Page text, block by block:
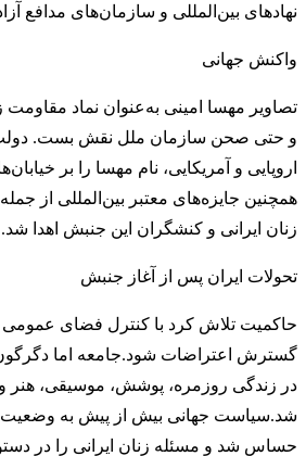
نهادهای بین‌المللی و سازمان‌های مدافع
واکنش جهانی
تصاویر مهسا امینی به‌عنوان نماد مقاومت
و حتی صحن سازمان ملل نقش بست.
اروپایی و آمریکایی، نام مهسا را بر
همچنین جایزه‌های معتبر بین‌المللی از
زنان ایرانی و کنشگران این جنبش اهدا شد.
تحولات ایران پس از آغاز جنبش
حاکمیت تلاش کرد با کنترل فضای عمومی و
گسترش اعتراضات شود.جامعه اما
در زندگی روزمره، پوشش، موسیقی، هنر و
شد.سیاست جهانی بیش از پیش به وضعیت
حساس شد و مسئله زنان ایرانی را در